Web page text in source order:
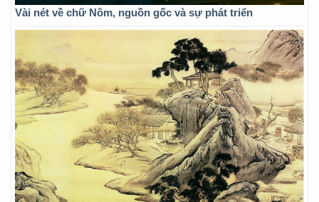
Vài nét về chữ Nôm, nguồn gốc và sự phát triển